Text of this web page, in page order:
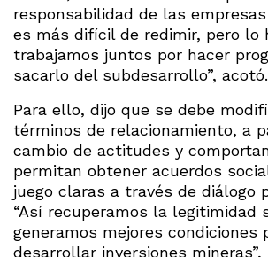
responsabilidad de las
es más difícil de redimir, pero lo
trabajamos juntos por hacer
sacarlo del subdesarrollo”, acotó.
Para ello, dijo que se debe
términos de relacionamiento, a
cambio de actitudes y
permitan obtener acuerdos
juego claras a través de diálogo
“Así recuperamos la legitimidad
generamos mejores condiciones
desarrollar inversiones